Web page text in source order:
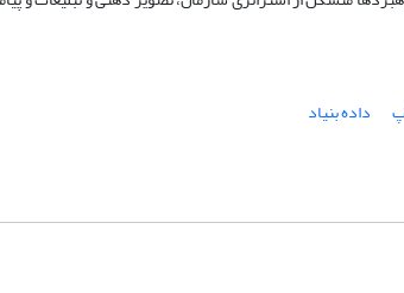
داده بنیاد